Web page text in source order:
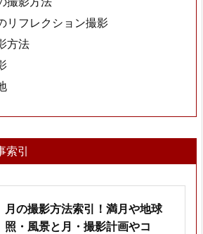
リフレクション撮影
方法
索引
月の撮影方法索引！満月や地球
照・風景と月・撮影計画やコ